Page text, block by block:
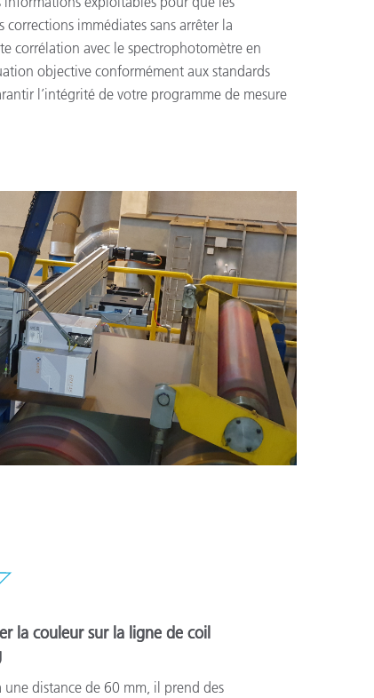
immédiates sans arrêter la
corrélation avec le spectrophotomètre en
objective conformément aux standards
l’intégrité de votre programme de mesure
la couleur sur la ligne de coil
une distance de 60 mm, il prend des